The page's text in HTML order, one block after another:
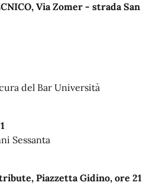
Via Zomer - strada San
del Bar Università
Sessanta
Piazzetta Gidino, ore 21